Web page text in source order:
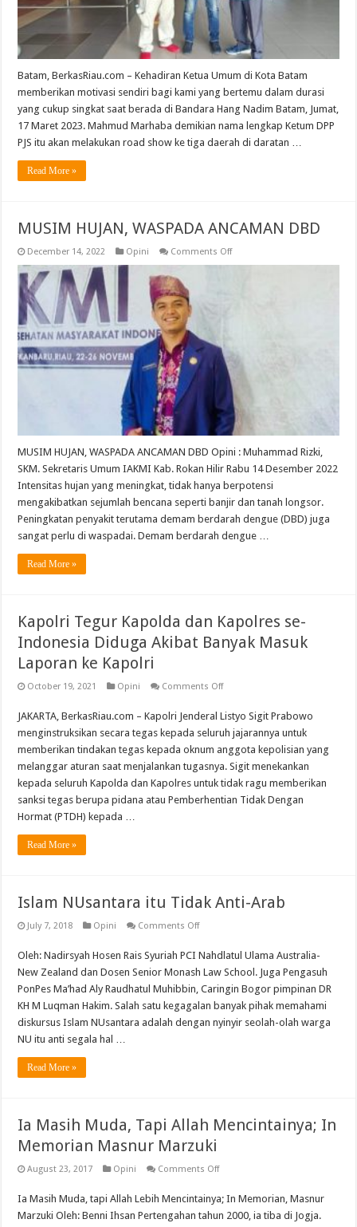
Batam, BerkasRiau.com – Kehadiran Ketua Umum di Kota Batam
memberikan motivasi sendiri bagi kami yang bertemu dalam durasi
yang cukup singkat saat berada di Bandara Hang Nadim Batam, Jumat,
17 Maret 2023. Mahmud Marhaba demikian nama lengkap Ketum DPP
PJS itu akan melakukan road show ke tiga daerah di daratan …
Read More »
MUSIM HUJAN, WASPADA ANCAMAN DBD
December 14, 2022 Opini Comments Offon
MUSIM HUJAN, WASPADA ANCAMAN DBD Opini : Muhammad Rizki,
SKM. Sekretaris Umum IAKMI Kab. Rokan Hilir Rabu 14 Desember 2022
Intensitas hujan yang meningkat, tidak hanya berpotensi
mengakibatkan sejumlah bencana seperti banjir dan tanah longsor.
Peningkatan penyakit terutama demam berdarah dengue (DBD) juga
sangat perlu di waspadai. Demam berdarah dengue …
Read More »
Kapolri Tegur Kapolda dan Kapolres se-
Indonesia Diduga Akibat Banyak Masuk
Laporan ke Kapolri
October 19, 2021 Opini Comments Offon
Kapolda
dan
Kapolres
se-
Indonesia
Diduga
Akibat
Banyak
Masuk
JAKARTA, BerkasRiau.com – Kapolri Jenderal Listyo Sigit Prabowo
menginstruksikan secara tegas kepada seluruh jajarannya untuk
memberikan tindakan tegas kepada oknum anggota kepolisian yang
melanggar aturan saat menjalankan tugasnya. Sigit menekankan
kepada seluruh Kapolda dan Kapolres untuk tidak ragu memberikan
sanksi tegas berupa pidana atau Pemberhentian Tidak Dengan
Hormat (PTDH) kepada …
Read More »
Islam NUsantara itu Tidak Anti-Arab
July 7, 2018 Opini Comments Offon
itu
Tidak
Anti-
Arab
Oleh: Nadirsyah Hosen Rais Syuriah PCI Nahdlatul Ulama Australia-
New Zealand dan Dosen Senior Monash Law School. Juga Pengasuh
PonPes Ma’had Aly Raudhatul Muhibbin, Caringin Bogor pimpinan DR
KH M Luqman Hakim. Salah satu kegagalan banyak pihak memahami
diskursus Islam NUsantara adalah dengan nyinyir seolah-olah warga
NU itu anti segala hal …
Read More »
Ia Masih Muda, Tapi Allah Mencintainya; In
Memorian Masnur Marzuki
August 23, 2017 Opini Comments Offon
Muda,
Tapi
Allah
Ia Masih Muda, tapi Allah Lebih Mencintainya; In Memorian, Masnur
Marzuki Oleh: Benni Ihsan Pertengahan tahun 2000, ia tiba di Jogja.